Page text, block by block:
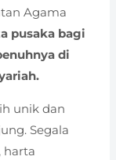
Agama
pusaka bagi
di
unik dan
Segala
harta